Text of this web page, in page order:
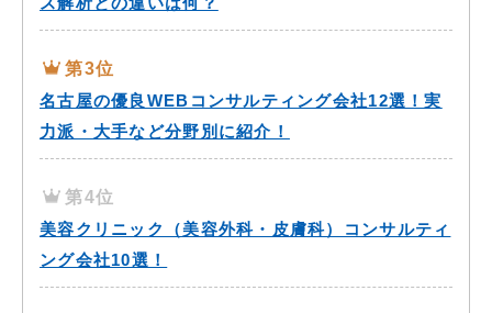
第3位
名古屋の優良WEBコンサルティング会社12選！実
力派・大手など分野別に紹介！
第4位
美容クリニック（美容外科・皮膚科）コンサルティ
ング会社10選！